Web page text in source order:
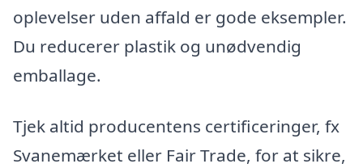
oplevelser uden affald er gode eksempler.
Du reducerer plastik og unødvendig
emballage.
Tjek altid producentens certificeringer, fx
Svanemærket eller Fair Trade, for at sikre,